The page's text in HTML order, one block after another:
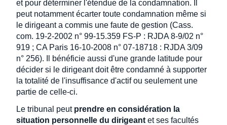
et pour déterminer l'étendue de la condamnation. Il
peut notamment écarter toute condamnation même si
le dirigeant a commis une faute de gestion (Cass.
com. 19-2-2002 n° 99-15.359 FS-P : RJDA 8-9/02 n°
919 ; CA Paris 16-10-2008 n° 07-18718 : RJDA 3/09
n° 256). Il bénéficie aussi d'une grande latitude pour
décider si le dirigeant doit être condamné à supporter
la totalité de l'insuffisance d'actif ou seulement une
partie de celle-ci.
Le tribunal peut prendre en considération la
situation personnelle du dirigeant et ses facultés